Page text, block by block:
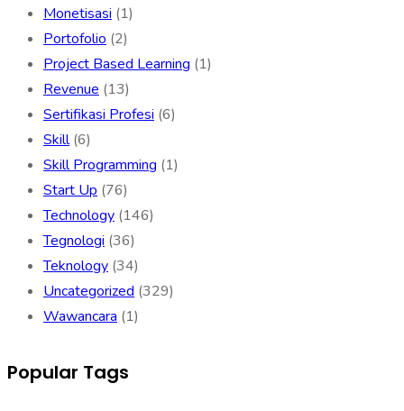
Monetisasi (1)
Portofolio (2)
Project Based Learning (1)
Revenue (13)
Sertifikasi Profesi (6)
Skill(6)
Skill Programming (1)
Start Up (76)
Technology (146)
Tegnologi (36)
Teknology (34)
Uncategorized (329)
Wawancara (1)
Popular Tags